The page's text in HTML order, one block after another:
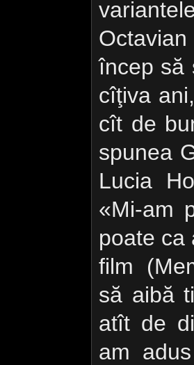
încep să
cîţiva
cît de
spunea
Lucia
«Mi-am
poate ca
film
să aibă
atît de
am